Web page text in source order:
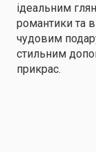
ідеальним
романтики та
чудовим
стильним
прикрас.